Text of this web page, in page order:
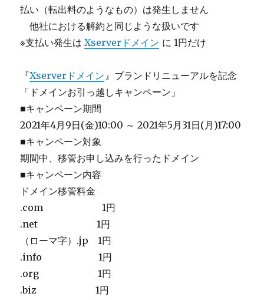
払い（転出料のようなもの）は発生しません
＿他社における解約と同じような扱いです
※支払い発生はXserverドメイン に 1円だけ
『Xserverドメイン 』ブランドリニューアルを記念
「ドメインお引っ越しキャンペーン」
■キャンペーン期間
2021年4月9日(金)10:00 ～ 2021年5月31日(月)17:00
■キャンペーン対象
期間中、移管お申し込みを行ったドメイン
■キャンペーン内容
ドメイン移管料金
.com 1円
.net 1円
（ローマ字）.jp 1円
.info 1円
.org 1円
.biz 1円